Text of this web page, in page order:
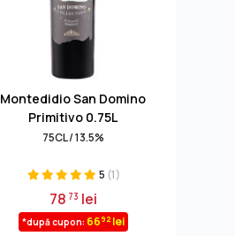
Montedidio San Domino
Primitivo 0.75L
75CL / 13.5%
5 (1)
78 73 lei
*după cupon: 6692lei